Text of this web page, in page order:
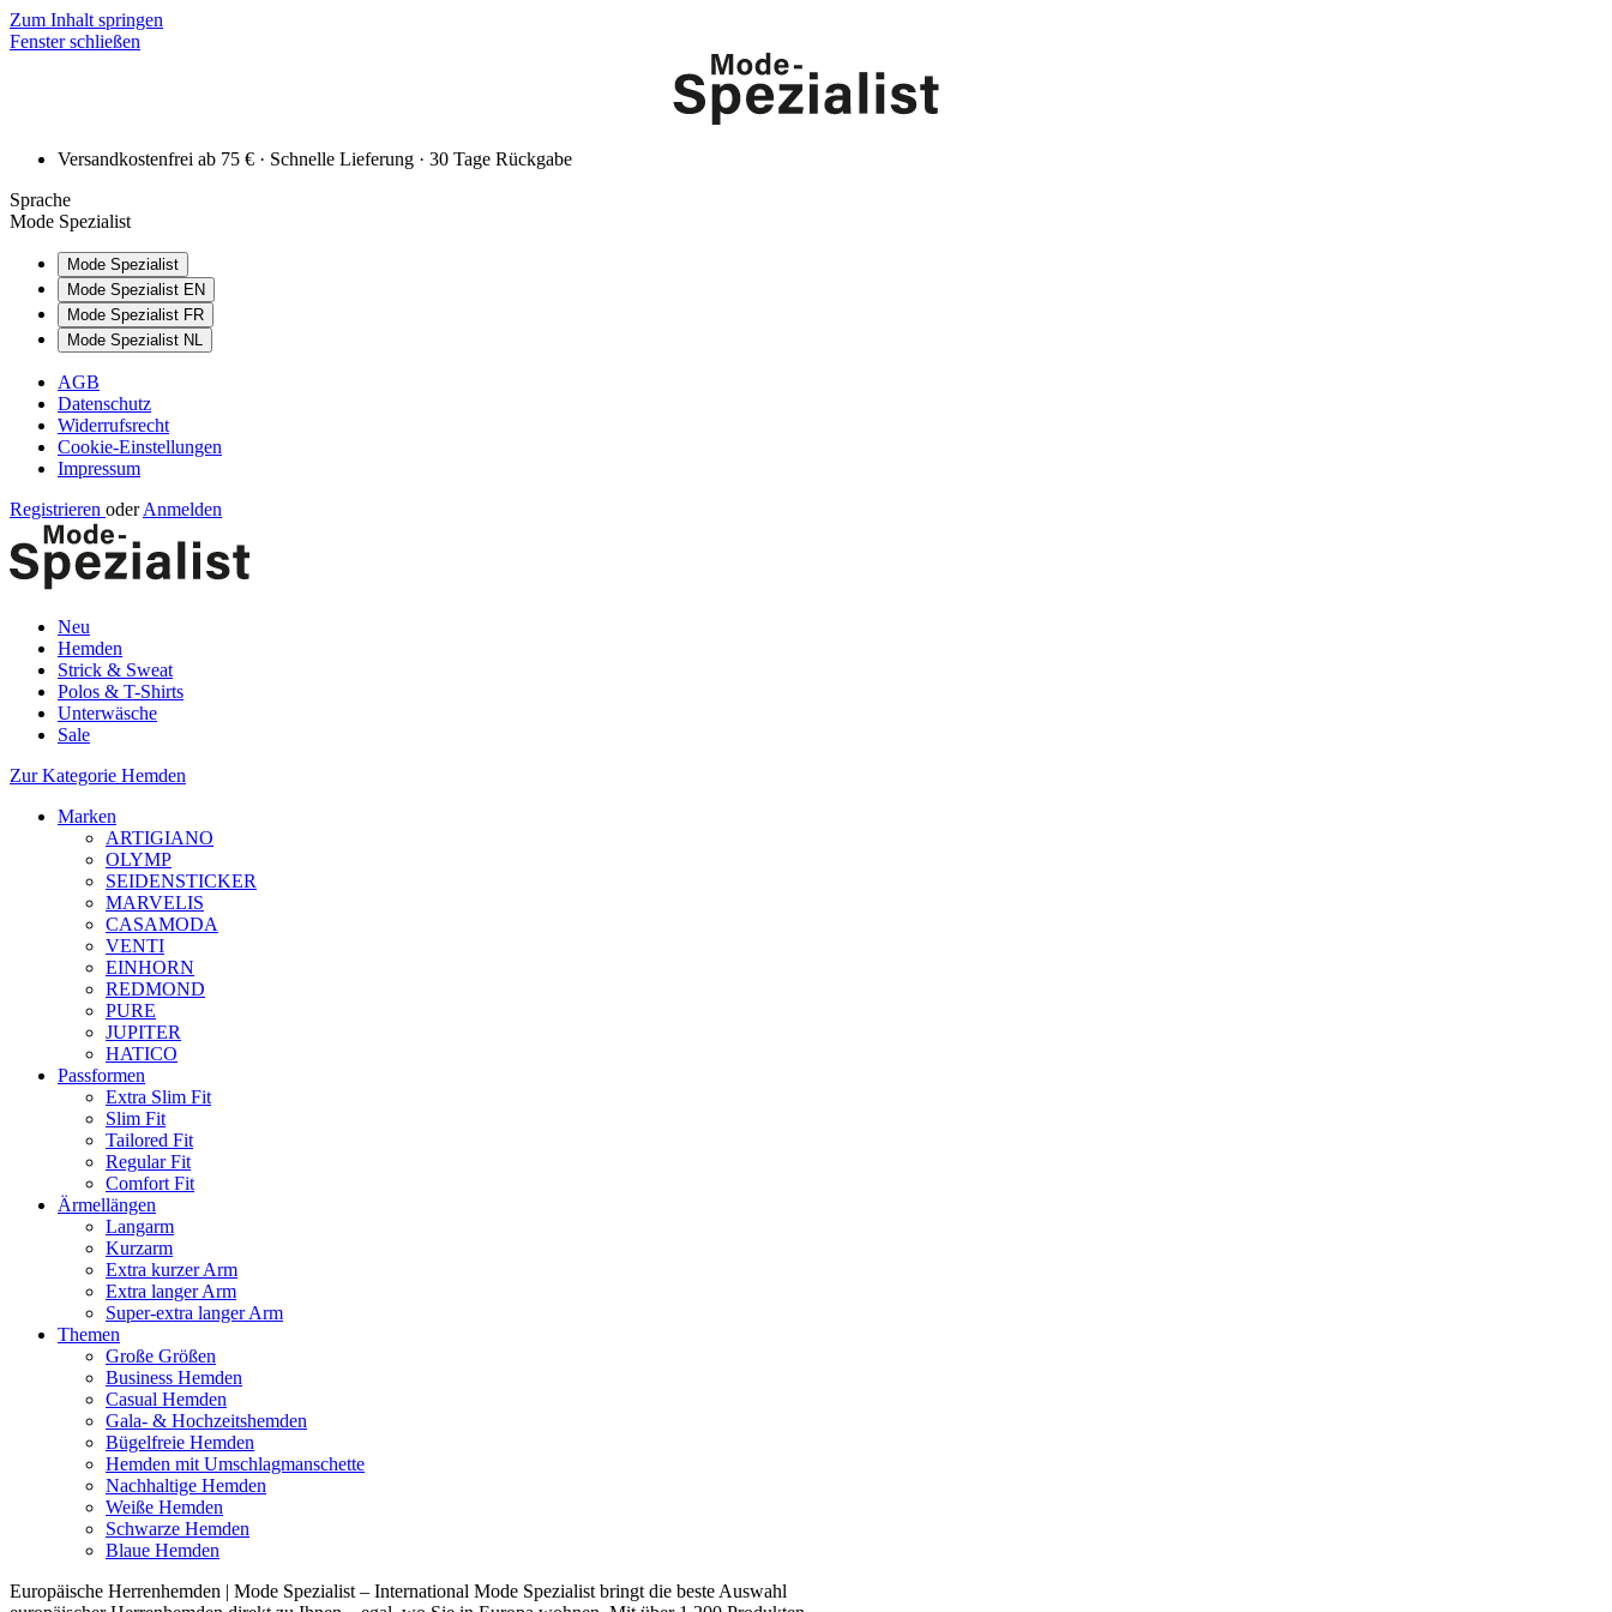
Zum Inhalt springen
Fenster schließen
Versandkostenfrei ab 75 € · Schnelle Lieferung · 30 Tage Rückgabe
Sprache
Mode Spezialist
Mode Spezialist
Mode Spezialist EN
Mode Spezialist FR
Mode Spezialist NL
AGB
Datenschutz
Widerrufsrecht
Cookie-Einstellungen
Impressum
Registrieren oder Anmelden
Neu
Hemden
Strick & Sweat
Polos & T-Shirts
Unterwäsche
Sale
Zur Kategorie Hemden
Marken
ARTIGIANO
OLYMP
SEIDENSTICKER
MARVELIS
CASAMODA
VENTI
EINHORN
REDMOND
PURE
JUPITER
HATICO
Passformen
Extra Slim Fit
Slim Fit
Tailored Fit
Regular Fit
Comfort Fit
Ärmellängen
Langarm
Kurzarm
Extra kurzer Arm
Extra langer Arm
Super-extra langer Arm
Themen
Große Größen
Business Hemden
Casual Hemden
Gala- & Hochzeitshemden
Bügelfreie Hemden
Hemden mit Umschlagmanschette
Nachhaltige Hemden
Weiße Hemden
Schwarze Hemden
Blaue Hemden
Europäische Herrenhemden | Mode Spezialist – International Mode Spezialist bringt die beste Auswahl